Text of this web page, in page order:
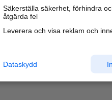
Säkerställa säkerhet, förhindra
åtgärda fel
Leverera och visa reklam och
Dataskydd